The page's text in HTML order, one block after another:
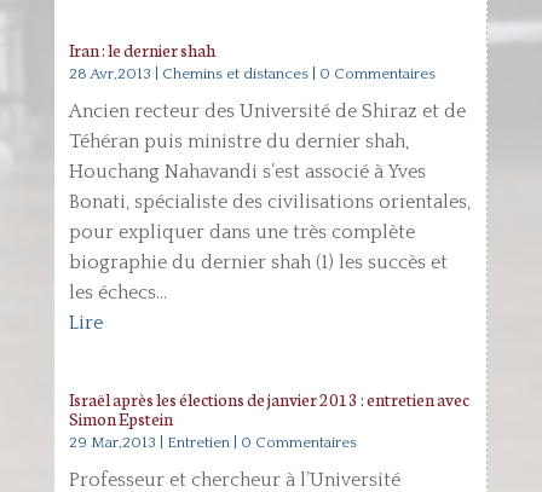
Iran : le dernier shah
28 Avr,2013 Chemins et distances| 0 Commentaires
Ancien recteur des Université de Shiraz et de
Téhéran puis ministre du dernier shah,
Houchang Nahavandi s’est associé à Yves
Bonati, spécialiste des civilisations orientales,
pour expliquer dans une très complète
biographie du dernier shah (1) les succès et
les échecs...
Lire
Israël après les élections de janvier 2013 : entretien avec
Simon Epstein
29 Mar,2013 Entretien| 0 Commentaires
Professeur et chercheur à l’Université